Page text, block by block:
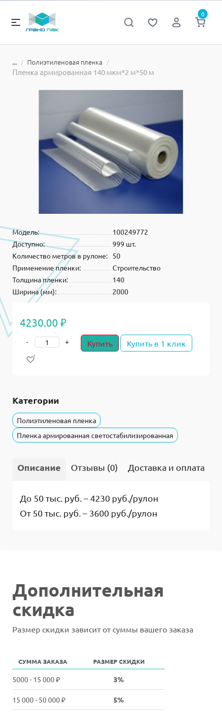
0
...
Полиэтиленовая пленка
Пленка армированная 140 мкм*2 м*50 м
Модель:
100249772
Доступно:
999 шт.
Количество метров в рулоне:
50
Применение пленки:
Строительство
Толщина пленки:
140
Ширина (мм):
2000
4230.00 ₽
+
- Купить Купить в 1 клик
Категории
Полиэтиленовая пленка
Пленка армированная светостабилизированная
Описание Отзывы (0) Доставка и оплата
До 50 тыс. руб. – 4230 руб./рулон
От 50 тыс. руб. – 3600 руб./рулон
Дополнительная
скидка
Размер скидки зависит от суммы вашего заказа
СУММА ЗАКАЗА РАЗМЕР СКИДКИ
5000 - 15 000 ₽ 3%
15 000 - 50 000 ₽ 5%